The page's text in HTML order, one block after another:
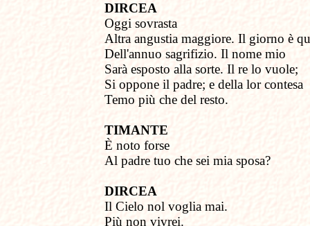
DIRCEA
Oggi sovrasta
Altra angustia maggiore. Il giorno è
Dell'annuo sagrifizio. Il nome mio
Sarà esposto alla sorte. Il re lo vuole;
Si oppone il padre; e della lor contesa
Temo più che del resto.
TIMANTE
È noto forse
Al padre tuo che sei mia sposa?
DIRCEA
Il Cielo nol voglia mai.
Più non vivrei.